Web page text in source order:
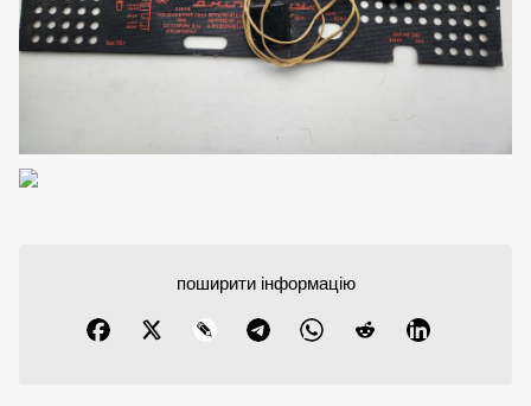
поширити інформацію